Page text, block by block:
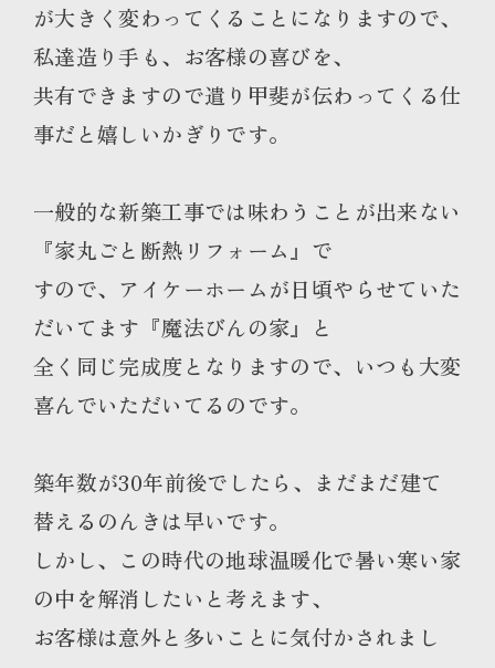
が大きく変わってくることになりますので、
私達造り手も、お客様の喜びを、
共有できますので遣り甲斐が伝わってくる仕
事だと嬉しいかぎりです。
一般的な新築工事では味わうことが出来ない
『家丸ごと断熱リフォーム』で
すので、アイケーホームが日頃やらせていた
だいてます『魔法びんの家』と
全く同じ完成度となりますので、いつも大変
喜んでいただいてるのです。
築年数が30年前後でしたら、まだまだ建て
替えるのんきは早いです。
しかし、この時代の地球温暖化で暑い寒い家
の中を解消したいと考えます、
お客様は意外と多いことに気付かされまし